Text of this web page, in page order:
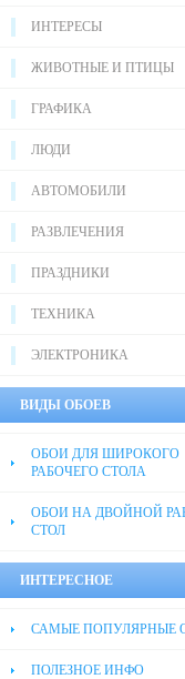
ИНТЕРЕСЫ
ЖИВОТНЫЕ И ПТИЦЫ
ГРАФИКА
ЛЮДИ
АВТОМОБИЛИ
РАЗВЛЕЧЕНИЯ
ПРАЗДНИКИ
ТЕХНИКА
ЭЛЕКТРОНИКА
ВИДЫ ОБОЕВ
ОБОИ ДЛЯ ШИРОКОГО
РАБОЧЕГО СТОЛА
ОБОИ НА ДВОЙНОЙ
СТОЛ
ИНТЕРЕСНОЕ
САМЫЕ ПОПУЛЯРНЫЕ
ПОЛЕЗНОЕ ИНФО